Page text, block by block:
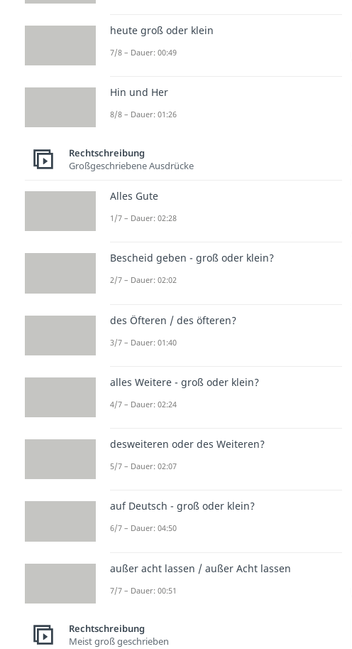
heute groß oder klein
7/8 – Dauer: 00:49
Hin und Her
8/8 – Dauer: 01:26
Rechtschreibung
Großgeschriebene Ausdrücke
Alles Gute
1/7 – Dauer: 02:28
Bescheid geben - groß oder klein?
2/7 – Dauer: 02:02
des Öfteren / des öfteren?
3/7 – Dauer: 01:40
alles Weitere - groß oder klein?
4/7 – Dauer: 02:24
desweiteren oder des Weiteren?
5/7 – Dauer: 02:07
auf Deutsch - groß oder klein?
6/7 – Dauer: 04:50
außer acht lassen / außer Acht lassen
7/7 – Dauer: 00:51
Rechtschreibung
Meist groß geschrieben